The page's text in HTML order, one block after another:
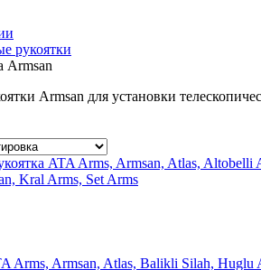
рукоятки
Armsan
Armsan для установки
Kral Arms, Set Arms